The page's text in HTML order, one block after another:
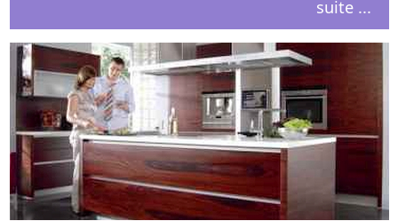
suite ...